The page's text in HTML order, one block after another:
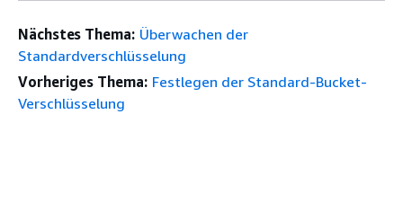
Nächstes Thema: Überwachen der
Standardverschlüsselung
Vorheriges Thema: Festlegen der Standard-Bucket-
Verschlüsselung